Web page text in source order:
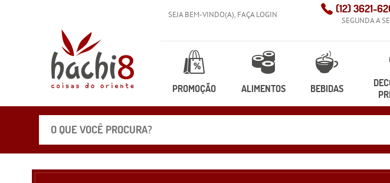
SEJA BEM-VINDO(A), FAÇA LOGIN (12)3621-
SEGUNDA A
PROMOÇÃO ALIMENTOS BEBIDAS